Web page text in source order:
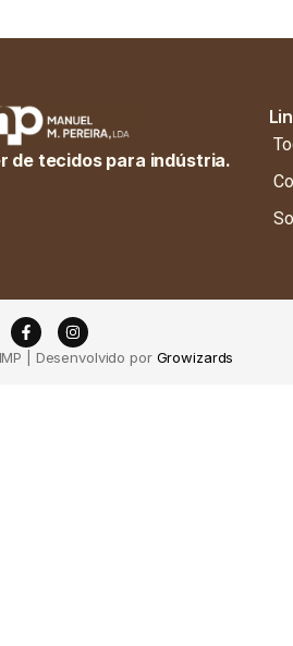
de tecidos para indústria.
| Desenvolvido por Growizards